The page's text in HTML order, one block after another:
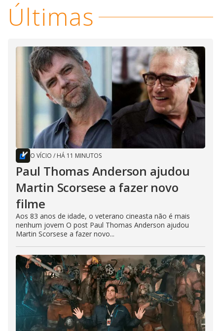
Últimas
O VÍCIO / HÁ 11 MINUTOS
Paul Thomas Anderson ajudou
Martin Scorsese a fazer novo
filme
Aos 83 anos de idade, o veterano cineasta não é mais
nenhum jovem O post Paul Thomas Anderson ajudou
Martin Scorsese a fazer novo...